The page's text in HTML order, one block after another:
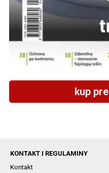
kup
KONTAKT I REGULAMINY
Kontakt